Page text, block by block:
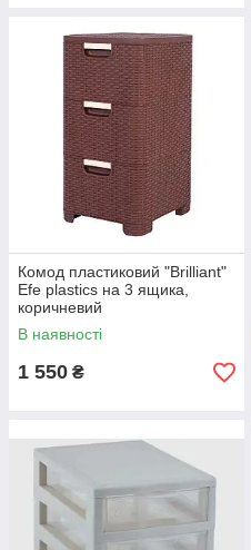
Комод пластиковий "Brilliant"
Efe plastics на 3 ящика,
коричневий
В наявності
1 550 ₴